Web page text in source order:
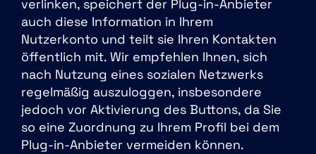
verlinken, speichert der Plug-in-Anbieter
auch diese Information in Ihrem
Nutzerkonto und teilt sie Ihren Kontakten
öffentlich mit. Wir empfehlen Ihnen, sich
nach Nutzung eines sozialen Netzwerks
regelmäßig auszuloggen, insbesondere
jedoch vor Aktivierung des Buttons, da Sie
so eine Zuordnung zu Ihrem Profil bei dem
Plug-in-Anbieter vermeiden können.